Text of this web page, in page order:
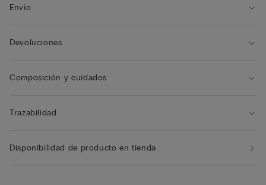
Envío
Devoluciones
Composición y cuidados
Trazabilidad
Disponibilidad de producto en tienda